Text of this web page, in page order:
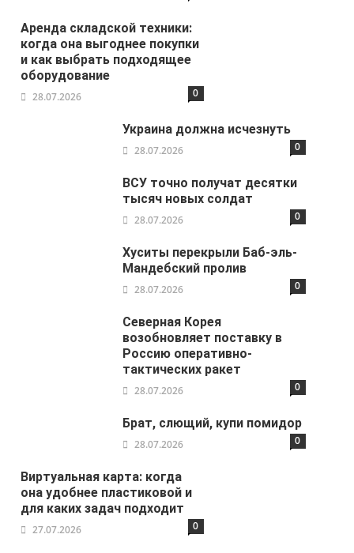
Аренда складской техники:
когда она выгоднее покупки
и как выбрать подходящее
оборудование
28.07.2026 0
Украина должна исчезнуть
28.07.2026 0
ВСУ точно получат десятки
тысяч новых солдат
28.07.2026 0
Хуситы перекрыли Баб-эль-
Мандебский пролив
28.07.2026 0
Северная Корея
возобновляет поставку в
Россию оперативно-
тактических ракет
28.07.2026 0
Брат, слющий, купи помидор
28.07.2026 0
Виртуальная карта: когда
она удобнее пластиковой и
для каких задач подходит
27.07.2026 0